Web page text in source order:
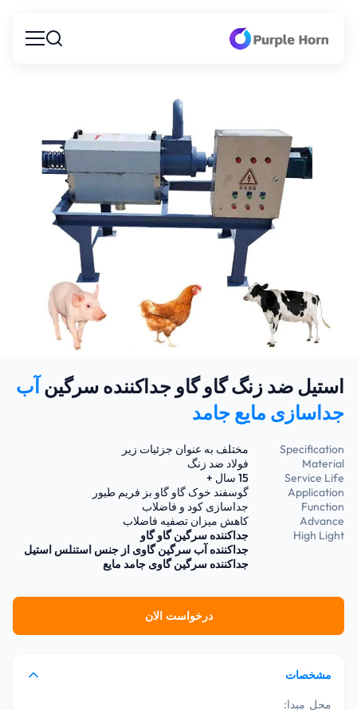
استیل ضد زنگ گاو گاو جداکننده سرگین آب
جداسازی مایع جامد
Specification
مختلف به عنوان جزئیات زیر
Material
فولاد ضد زنگ
Service Life
15 سال +
Application
گوسفند خوک گاو گاو بز فریم طیور
Function
جداسازی کود و فاضلاب
Advance
کاهش میزان تصفیه فاضلاب
High Light
جداکننده سرگین گاو گاو
جداکننده آب سرگین گاوی از جنس استنلس استیل
جداکننده سرگین گاوی جامد مایع
درخواست الان
مشخصات
محل مبدا: